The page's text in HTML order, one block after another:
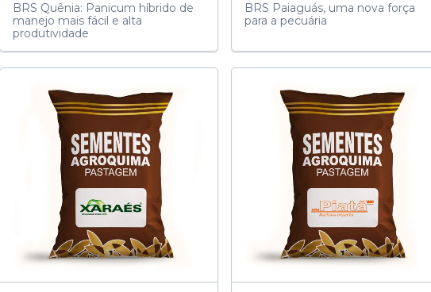
BRS Quênia: Panicum híbrido de
manejo mais fácil e alta
produtividade
BRS Paiaguás, uma nova força
para a pecuária